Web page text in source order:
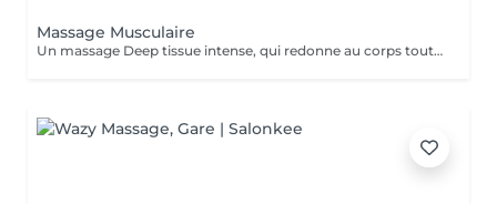
Massage Musculaire
Un massage Deep tissue intense, qui redonne au corps toute sa souplesse. Pressions profondes et points ciblés travaillent en profondeur pour libérer les tensions les plus installées, améliorer la circulation et laisser une sensation de renouveau complet.